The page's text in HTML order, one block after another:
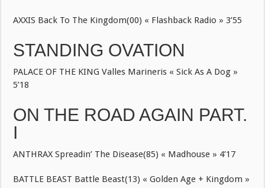
AXXIS Back To The Kingdom(00) « Flashback Radio » 3’55
STANDING OVATION
PALACE OF THE KING Valles Marineris « Sick As A Dog »
5’18
ON THE ROAD AGAIN PART.
I
ANTHRAX Spreadin’ The Disease(85) « Madhouse » 4’17
BATTLE BEAST Battle Beast(13) « Golden Age + Kingdom »